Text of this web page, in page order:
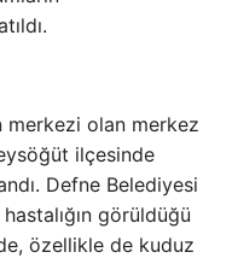
merkezi olan merkez
ilçesinde
Defne Belediyesi
görüldüğü
özellikle de kuduz